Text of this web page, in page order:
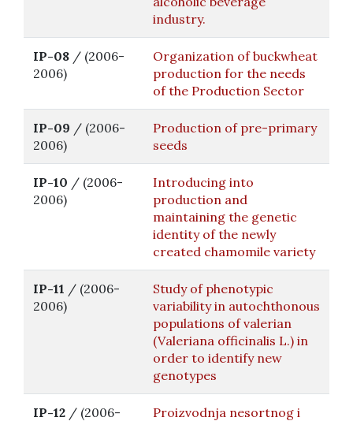
industry.
IP-08 / (2006-
2006)
Organization of buckwheat
production for the needs
of the Production Sector
IP-09 / (2006-
2006)
Production of pre-primary
seeds
IP-10 / (2006-
2006)
Introducing into
production and
maintaining the genetic
identity of the newly
created chamomile variety
IP-11 / (2006-
2006)
Study of phenotypic
variability in autochthonous
populations of valerian
(Valeriana officinalis L.) in
order to identify new
genotypes
IP-12 / (2006-
Proizvodnja nesortnog i